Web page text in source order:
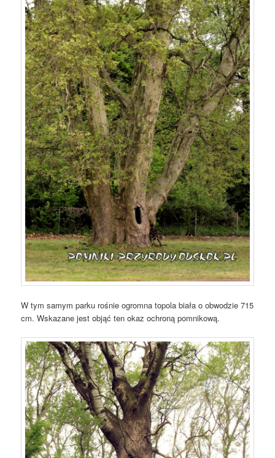
W tym samym parku rośnie ogromna topola biała o obwodzie 715
cm. Wskazane jest objąć ten okaz ochroną pomnikową.